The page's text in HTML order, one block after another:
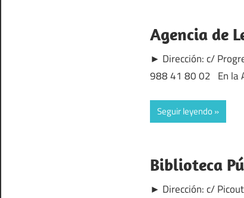
Agencia de
► Dirección: c/
988 41 80 02 En la
Seguir leyendo
Biblioteca
► Dirección: c/